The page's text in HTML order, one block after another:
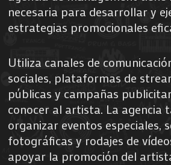
necesaria para desarrollar y
estrategias promocionales
Utiliza canales de
sociales, plataformas de
públicas y campañas
conocer al artista. La agencia
organizar eventos especiales,
fotográficas y rodajes de
apoyar la promoción del